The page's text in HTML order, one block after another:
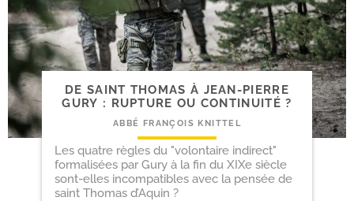
DE SAINT THOMAS À JEAN-​PIERRE
GURY : RUPTURE OU CONTINUITÉ ?
ABBÉ FRANÇOIS KNITTEL
Les quatre règles du "volontaire indirect"
formalisées par Gury à la fin du XIXe siècle
sont-elles incompatibles avec la pensée de
saint Thomas d’Aquin ?